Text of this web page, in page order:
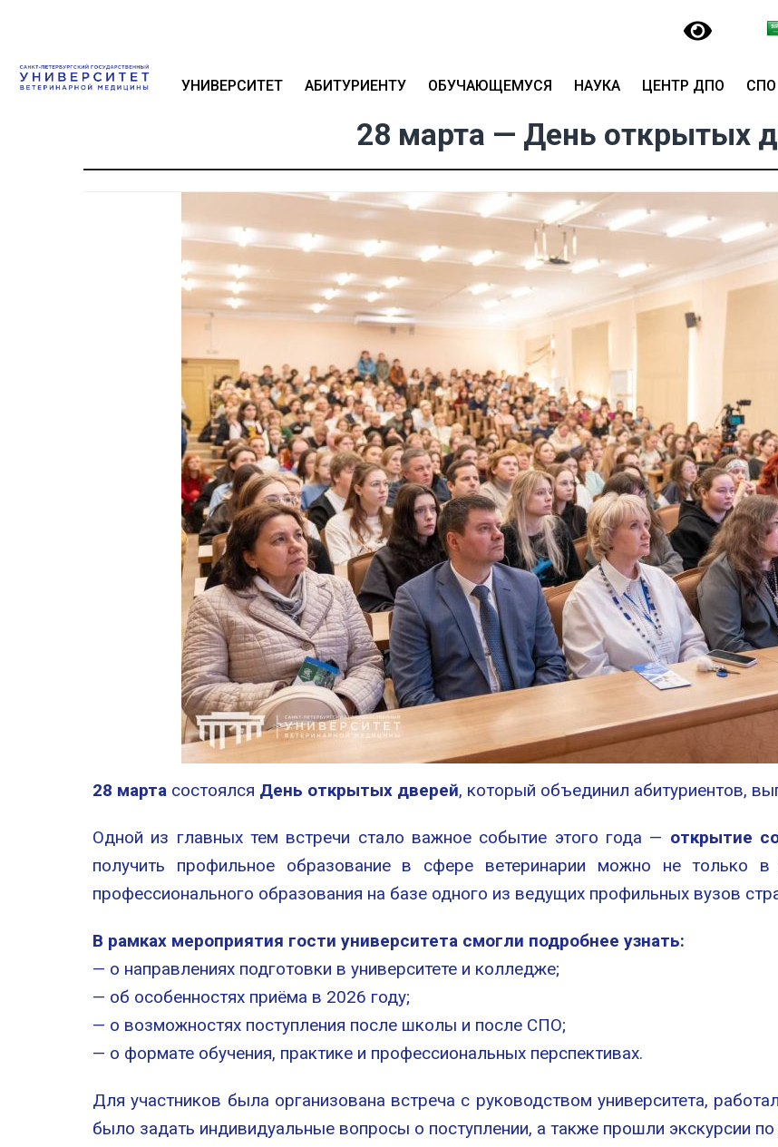
УНИВЕРСИТЕТ АБИТУРИЕНТУ ОБУЧАЮЩЕМУСЯ НАУКА ЦЕНТР ДПО СПО
28 марта — День открытых
28 марта состоялся День открытых дверей, который объединил абитуриентов,
Одной из главных тем встречи стало важное событие этого года — открытие
получить профильное образование в сфере ветеринарии можно не только в
профессионального образования на базе одного из ведущих профильных вузов
В рамках мероприятия гости университета смогли подробнее узнать:
— о направлениях подготовки в университете и колледже;
— об особенностях приёма в 2026 году;
— о возможностях поступления после школы и после СПО;
— о формате обучения, практике и профессиональных перспективах.
Для участников была организована встреча с руководством университета,
было задать индивидуальные вопросы о поступлении, а также прошли экскурсии